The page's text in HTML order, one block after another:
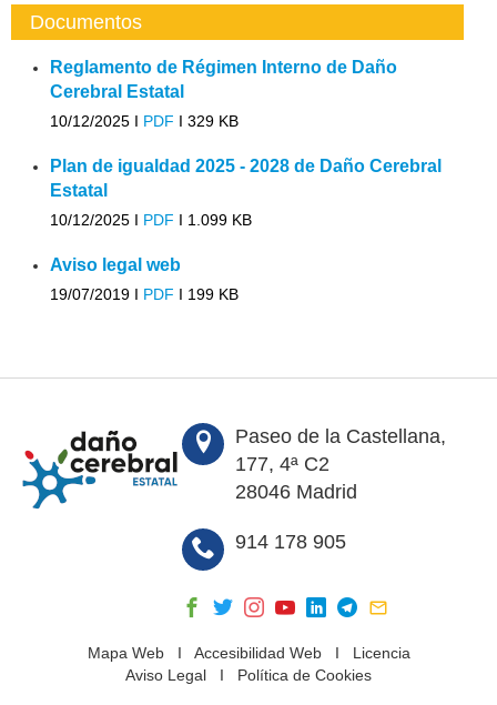
Documentos
Reglamento de Régimen Interno de Daño
Cerebral Estatal
10/12/2025 I PDF I 329 KB
Plan de igualdad 2025 - 2028 de Daño Cerebral
Estatal
10/12/2025 I PDF I 1.099 KB
Aviso legal web
19/07/2019 I PDF I 199 KB
Paseo de la Castellana,
177, 4ª C2
28046 Madrid
914 178 905
Mapa WebI Accesibilidad WebI Licencia
Aviso Legal I Política de Cookies